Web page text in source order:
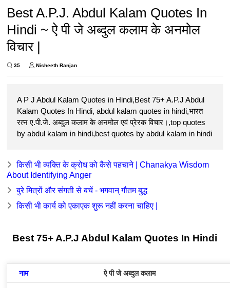
Best A.P.J. Abdul Kalam Quotes In
Hindi ~ ऐ पी जे अब्दुल कलाम के अनमोल
विचार |
35 Nisheeth Ranjan
A P J Abdul Kalam Quotes in Hindi,Best 75+ A.P.J Abdul
Kalam Quotes In Hindi, abdul kalam quotes in hindi,भारत
रत्न ए.पी.जे. अब्दुल कलाम के अनमोल एवं प्रेरक विचार।,top quotes
by abdul kalam in hindi,best quotes by abdul kalam in hindi
किसी भी व्यक्ति के क्रोध को कैसे पहचाने | Chanakya Wisdom
About Identifying Anger
बुरे मित्रों और संगती से बचें - भगवान् गौतम बुद्ध
किसी भी कार्य को एकाएक शुरू नहीं करना चाहिए |
Best 75+ A.P.J Abdul Kalam Quotes In Hindi
नाम
ऐ पी जे अब्दुल कलाम